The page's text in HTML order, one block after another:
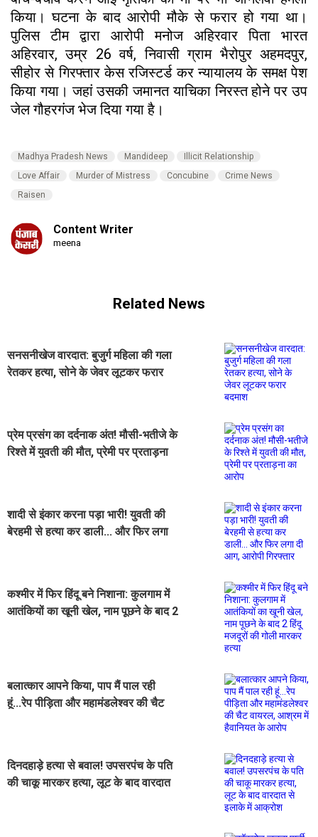
किया। घटना के बाद आरोपी मौके से फरार हो गया था।
पुलिस टीम द्वारा आरोपी मनोज अहिरवार पिता भारत
अहिरवार, उम्र 26 वर्ष, निवासी ग्राम भैरोपुर अहमदपुर,
सीहोर से गिरफ्तार केस रजिस्टर्ड कर न्यायालय के समक्ष पेश
किया गया। जहां उसकी जमानत याचिका निरस्त होने पर उप
जेल गौहरगंज भेज दिया गया है।
Madhya Pradesh News Mandideep
Illicit Relationship
Love Affair
Murder of Mistress Concubine
Crime News
Raisen
Content Writer
meena
Related News
सनसनीखेज वारदात: बुजुर्ग महिला की गला
रेतकर हत्या, सोने के जेवर लूटकर फरार
प्रेम प्रसंग का दर्दनाक अंत! मौसी-भतीजे के
रिश्ते में युवती की मौत, प्रेमी पर प्रताड़ना
शादी से इंकार करना पड़ा भारी! युवती की
बेरहमी से हत्या कर डाली... और फिर लगा
कश्मीर में फिर हिंदू बने निशाना: कुलगाम में
आतंकियों का खूनी खेल, नाम पूछने के बाद 2
बलात्कार आपने किया, पाप मैं पाल रही
हूं...रेप पीड़िता और महामंडलेश्वर की चैट
दिनदहाड़े हत्या से बवाल! उपसरपंच के पति
की चाकू मारकर हत्या, लूट के बाद वारदात